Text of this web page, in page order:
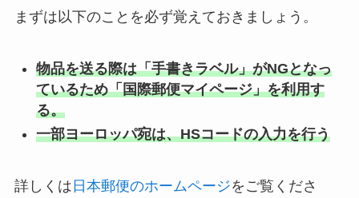
まずは以下のことを必ず覚えておきましょう。
物品を送る際は「手書きラベル」がNGとなっ
ているため「国際郵便マイページ」を利用す
る。
一部ヨーロッパ宛は、HSコードの入力を行う
詳しくは 日本郵便のホームページをご覧くださ